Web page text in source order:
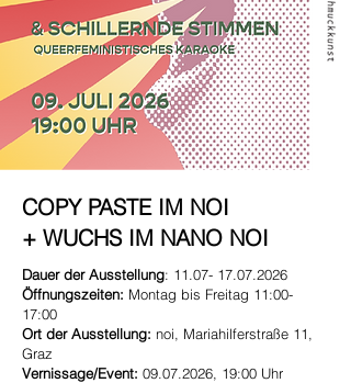
COPY PASTE IM NOI
+ WUCHS IM NANO NOI
Dauer der Ausstellung: 11.07- 17.07.2026
Öffnungszeiten: Montag bis Freitag 11:00-
17:00
Ort der Ausstellung: noi, Mariahilferstraße 11,
Graz
Vernissage/Event: 09.07.2026, 19:00 Uhr